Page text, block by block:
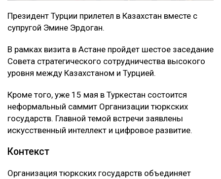
Президент Турции прилетел в Казахстан вместе с
супругой Эмине Эрдоган.
В рамках визита в Астане пройдет шестое заседание
Совета стратегического сотрудничества высокого
уровня между Казахстаном и Турцией.
Кроме того, уже 15 мая в Туркестан состоится
неформальный саммит Организации тюркских
государств. Главной темой встречи заявлены
искусственный интеллект и цифровое развитие.
Контекст
Организация тюркских государств объединяет